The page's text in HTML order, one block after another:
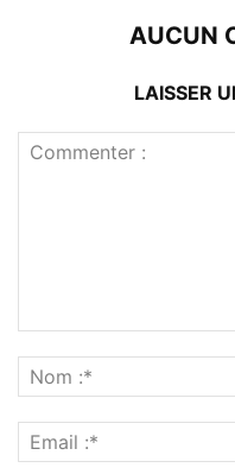
AUCUN
LAISSER